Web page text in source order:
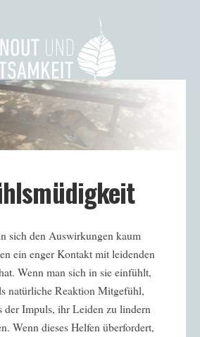
sich den Auswirkungen kaum
ein enger Kontakt mit leidenden
Wenn man sich in sie einfühlt,
natürliche Reaktion Mitgefühl,
der Impuls, ihr Leiden zu lindern
Wenn dieses Helfen überfordert,